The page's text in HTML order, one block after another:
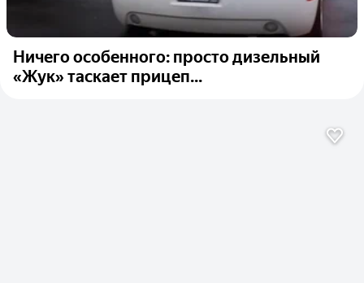
Ничего особенного: просто дизельный
«Жук» таскает прицеп...